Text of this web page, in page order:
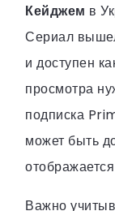
Кейджем в
Сериал
и доступен
просмотра
подписка
может быть
Важно